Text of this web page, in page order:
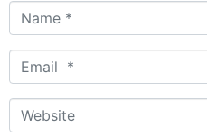
Name
*
Email
*
Website